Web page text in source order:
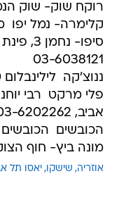
רוקח שוק- שוק הנמל, תל
קלימרה- נמל יפו  מחסן 1, יפו
03-6038121
ננוצ'קה  לילינבלום 30, תל אביב 03-5162254
אביב, 03-6202262
הכובשים  הכובשים 48, תל אביב 03-510-8555
מונה ביץ- חוף הצוק
אוזריה שישקו יאסו תל